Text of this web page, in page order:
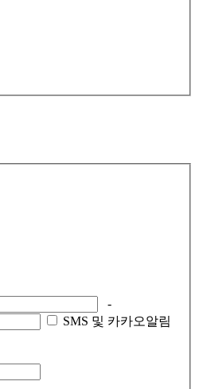
-
SMS 및 카카오알림